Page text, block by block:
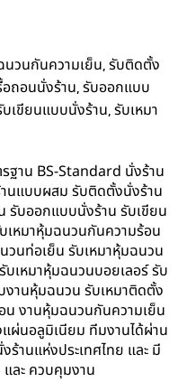
วนกันความเย็น,รับติดตั้ง
ถอนนั่งร้าน,รับออกแบบ
เขียนแบบนั่งร้าน,รับเหมา
รฐาน BS-Standard นั่งร้าน
นแบบผสม รับติดตั้งนั่งร้าน
รับออกแบบนั่งร้าน รับเขียน
หมาหุ้มฉนวนกันความร้อน
วนท่อเย็น รับเหมาหุ้มฉนวน
เหมาหุ้มฉนวนบอยเลอร์ รับ
านหุ้มฉนวน รับเหมาติดตั้ง
งานหุ้มฉนวนกันความเย็น
ผ่นอลูมิเนียม ทีมงานได้ผ่าน
านแห่งประเทศไทย และ มี
ละ ควบคุมงาน